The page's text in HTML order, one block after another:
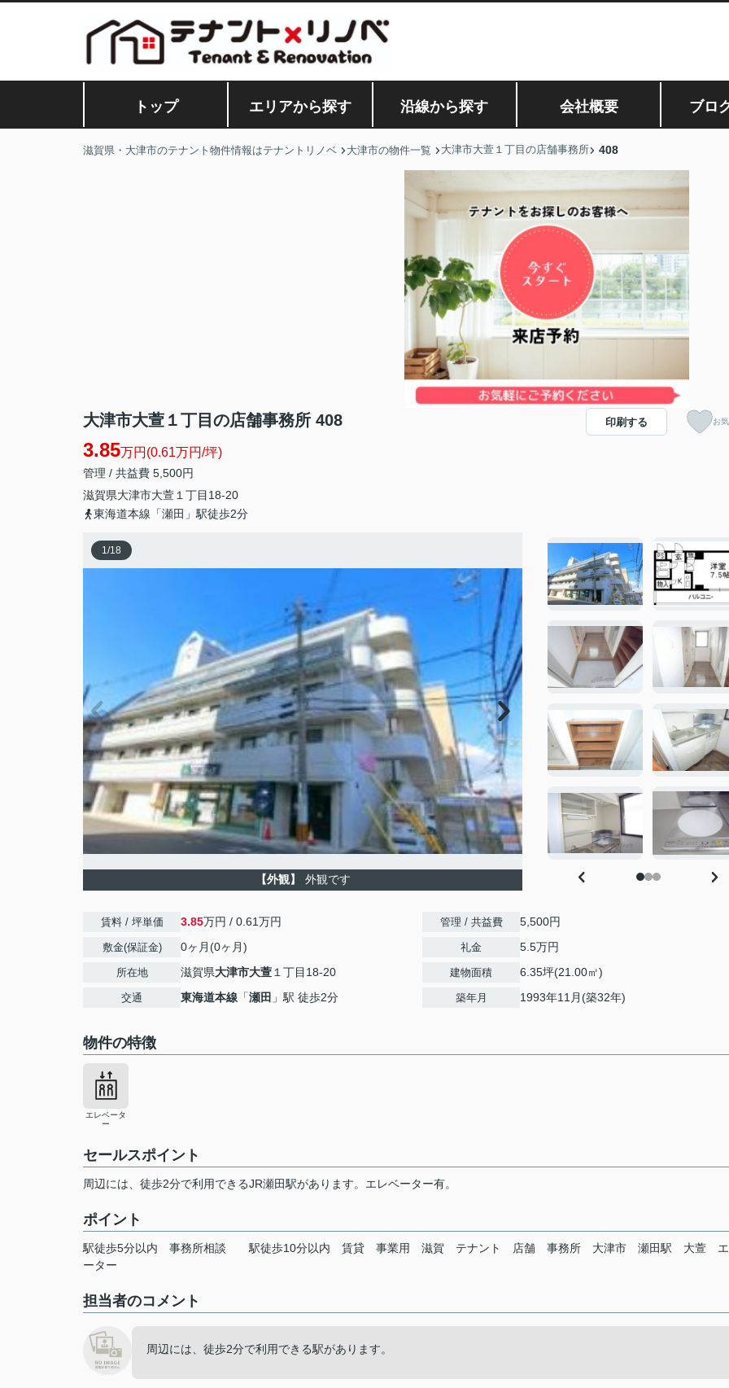
トップ エリアから探す 沿線から探す 会社概要 ブロ
滋賀県・大津市のテナント物件情報はテナントリノベ 大津市の物件一覧 大津市大萱１丁目の店舗事務所 408
大津市大萱１丁目の店舗事務所 408
3.85万円(0.61万円/坪)
管理 / 共益費 5,500円
滋賀県大津市大萱 １丁目18-20
東海道本線「瀬田」駅徒歩2分
印刷する お
1 /18
【外観】 外観です
賃料 / 坪単価 3.85万円 / 0.61万円
敷金(保証金) 0ヶ月(0ヶ月)
所在地 滋賀県大津市大萱 １丁目18-20
交通 東海道本線 「瀬田 」駅 徒歩2分
管理 / 共益費 5,500円
礼金 5.5万円
建物面積 6.35坪(21.00㎡)
築年月 1993年11月(築32年)
物件の特徴
エレベータ
ー
セールスポイント
周辺には、徒歩2分で利用できるJR瀬田駅があります。エレベーター有。
ポイント
駅徒歩5分以内 事務所相談 駅徒歩10分以内 賃貸 事業用 滋賀 テナント 店舗 事務所 大津市 瀬田駅 大萱
ーター
担当者のコメント
周辺には、徒歩2分で利用できる駅があります。